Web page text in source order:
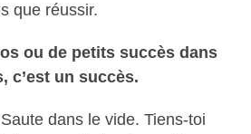
que réussir.
ou de petits succès dans
c’est un succès.
dans le vide. Tiens-toi